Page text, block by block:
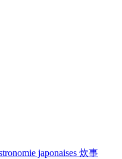
japonaises 炊事